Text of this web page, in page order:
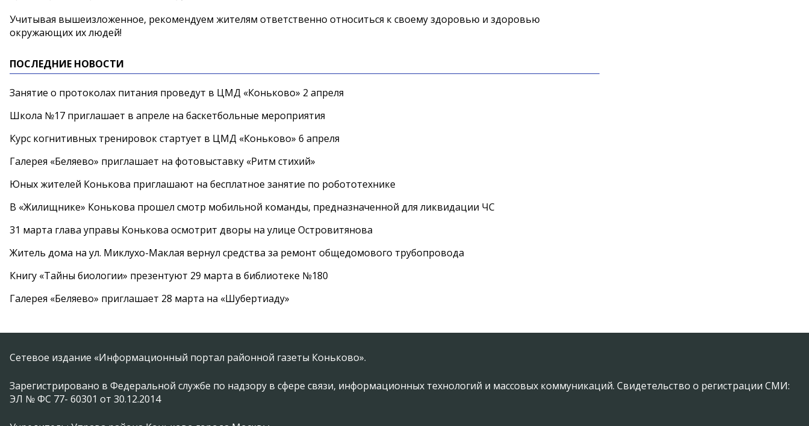
Учитывая вышеизложенное, рекомендуем жителям ответственно относиться к своему здоровью и здоровью
окружающих их людей!
ПОСЛЕДНИЕ НОВОСТИ
Занятие о протоколах питания проведут в ЦМД «Коньково» 2 апреля
Школа №17 приглашает в апреле на баскетбольные мероприятия
Курс когнитивных тренировок стартует в ЦМД «Коньково» 6 апреля
Галерея «Беляево» приглашает на фотовыставку «Ритм стихий»
Юных жителей Конькова приглашают на бесплатное занятие по робототехнике
В «Жилищнике» Конькова прошел смотр мобильной команды, предназначенной для ликвидации ЧС
31 марта глава управы Конькова осмотрит дворы на улице Островитянова
Житель дома на ул. Миклухо-Маклая вернул средства за ремонт общедомового трубопровода
Книгу «Тайны биологии» презентуют 29 марта в библиотеке №180
Галерея «Беляево» приглашает 28 марта на «Шубертиаду»
Сетевое издание «Информационный портал районной газеты Коньково».
Зарегистрировано в Федеральной службе по надзору в сфере связи, информационных технологий и массовых коммуникаций. Свидетельство о регистрации СМИ:
ЭЛ № ФС 77- 60301 от 30.12.2014